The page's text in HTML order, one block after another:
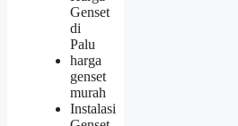
Genset
di
Palu
harga
genset
murah
Instalasi